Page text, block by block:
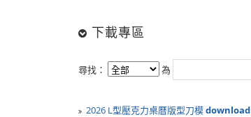
下載專區
尋找： 為
2026 L型壓克力桌曆版型刀模download